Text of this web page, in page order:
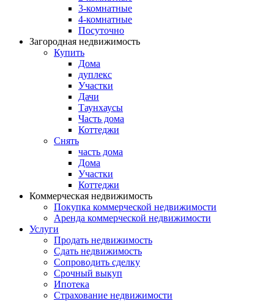
3-комнатные
4-комнатные
Посуточно
Загородная недвижимость
Купить
Дома
дуплекс
Участки
Дачи
Таунхаусы
Часть дома
Коттеджи
Снять
часть дома
Дома
Участки
Коттеджи
Коммерческая недвижимость
Покупка коммерческой недвижимости
Аренда коммерческой недвижимости
Услуги
Продать недвижимость
Сдать недвижимость
Сопроводить сделку
Срочный выкуп
Ипотека
Страхование недвижимости